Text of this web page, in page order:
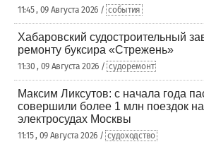
11:45 , 09 Августа 2026 / события
Хабаровский судостроительный
ремонту буксира «Стрежень»
11:30 , 09 Августа 2026 / судоремонт
Максим Ликсутов: с начала года
совершили более 1 млн поездок
электросудах Москвы
11:15 , 09 Августа 2026 / судоходство